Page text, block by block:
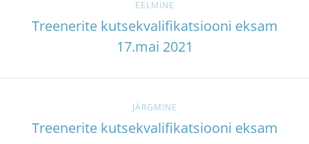
EELMINE
Treenerite kutsekvalifikatsiooni eksam
17.mai 2021
JÄRGMINE
Treenerite kutsekvalifikatsiooni eksam